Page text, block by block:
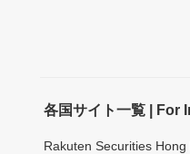
各国サイト一覧 | For
Rakuten Securities Hong